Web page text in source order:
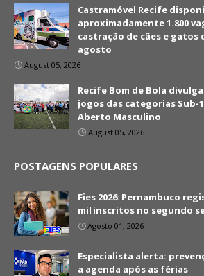
Castramóvel Recife
aproximadamente 1.800
castração de cães e gatos
agosto
August 05, 2026
Recife Bom de Bola
jogos das categorias Sub-
Aberto Masculino
August 05, 2026
POSTAGENS POPULARES
Fies 2026: Pernambuco
mil inscritos no segundo
Agosto 01, 2026
Especialista alerta:
a agenda após as férias